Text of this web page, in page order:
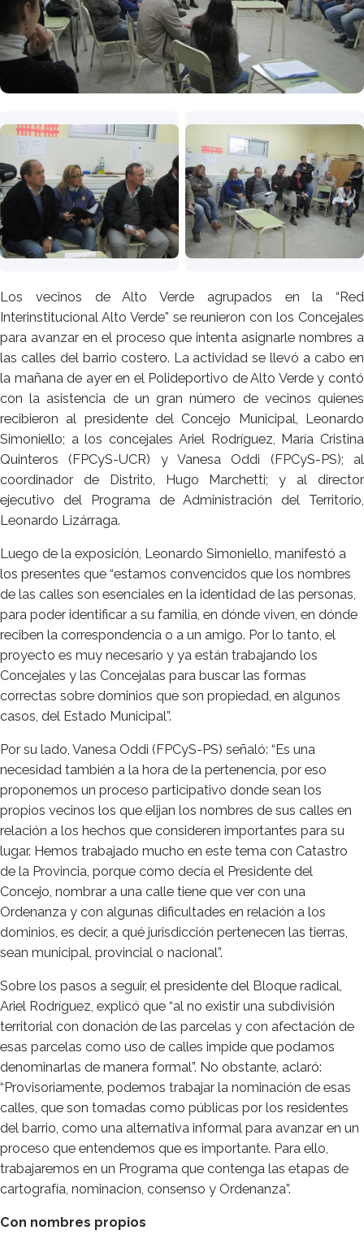
Los vecinos de Alto Verde agrupados en la “Red
Interinstitucional Alto Verde” se reunieron con los Concejales
para avanzar en el proceso que intenta asignarle nombres a
las calles del barrio costero. La actividad se llevó a cabo en
la mañana de ayer en el Polideportivo de Alto Verde y contó
con la asistencia de un gran número de vecinos quienes
recibieron al presidente del Concejo Municipal, Leonardo
Simoniello; a los concejales Ariel Rodríguez, María Cristina
Quinteros (FPCyS-UCR) y Vanesa Oddi (FPCyS-PS); al
coordinador de Distrito, Hugo Marchetti; y al director
ejecutivo del Programa de Administración del Territorio,
Leonardo Lizárraga.
Luego de la exposición, Leonardo Simoniello, manifestó a
los presentes que “estamos convencidos que los nombres
de las calles son esenciales en la identidad de las personas,
para poder identificar a su familia, en dónde viven, en dónde
reciben la correspondencia o a un amigo. Por lo tanto, el
proyecto es muy necesario y ya están trabajando los
Concejales y las Concejalas para buscar las formas
correctas sobre dominios que son propiedad, en algunos
casos, del Estado Municipal”.
Por su lado, Vanesa Oddi (FPCyS-PS) señaló: “Es una
necesidad también a la hora de la pertenencia, por eso
proponemos un proceso participativo donde sean los
propios vecinos los que elijan los nombres de sus calles en
relación a los hechos que consideren importantes para su
lugar. Hemos trabajado mucho en este tema con Catastro
de la Provincia, porque como decía el Presidente del
Concejo, nombrar a una calle tiene que ver con una
Ordenanza y con algunas dificultades en relación a los
dominios, es decir, a qué jurisdicción pertenecen las tierras,
sean municipal, provincial o nacional”.
Sobre los pasos a seguir, el presidente del Bloque radical,
Ariel Rodríguez, explicó que “al no existir una subdivisión
territorial con donación de las parcelas y con afectación de
esas parcelas como uso de calles impide que podamos
denominarlas de manera formal”. No obstante, aclaró:
“Provisoriamente, podemos trabajar la nominación de esas
calles, que son tomadas como públicas por los residentes
del barrio, como una alternativa informal para avanzar en un
proceso que entendemos que es importante. Para ello,
trabajaremos en un Programa que contenga las etapas de
cartografía, nominacion, consenso y Ordenanza”.
Con nombres propios